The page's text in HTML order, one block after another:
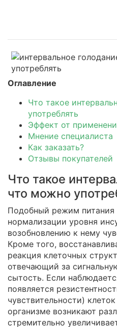
Оглавление
Что такое
употреблять
Эффект от
Мнение специалиста
Как заказать?
Отзывы покупателей
Что такое
что можно
Подобный режим питания
нормализации уровня
возобновлению к нему
Кроме того,
реакция клеточных
отвечающий за
сытость. Если
появляется
чувствительности)
организме возникают
стремительно